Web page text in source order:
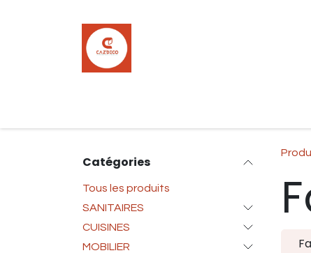
Catégories
Tous les produits
SANITAIRES
CUISINES
MOBILIER